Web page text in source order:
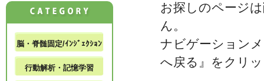
お探しのページ
ん。
ナビゲーション
へ戻る』をクリ
脳・脊髄固定/ｲﾝｼﾞｪｸｼｮﾝ
行動解析・記憶学習